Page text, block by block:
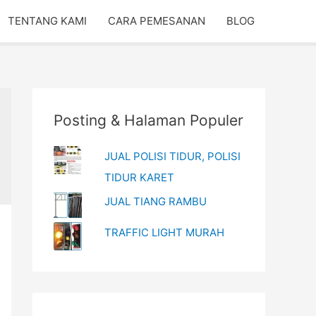
TENTANG KAMI CARA PEMESANAN BLOG
Posting & Halaman Populer
JUAL POLISI TIDUR, POLISI
TIDUR KARET
JUAL TIANG RAMBU
TRAFFIC LIGHT MURAH